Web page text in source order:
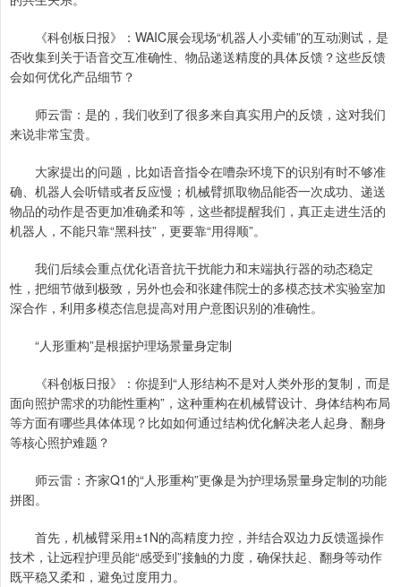
《科创板日报》：WAIC展会现场“机器人小卖铺”的互动测试，是
否收集到关于语音交互准确性、物品递送精度的具体反馈？这些反馈
会如何优化产品细节？
师云雷：是的，我们收到了很多来自真实用户的反馈，这对我们
来说非常宝贵。
大家提出的问题，比如语音指令在嘈杂环境下的识别有时不够准
确、机器人会听错或者反应慢；机械臂抓取物品能否一次成功、递送
物品的动作是否更加准确柔和等，这些都提醒我们，真正走进生活的
机器人，不能只靠“黑科技”，更要靠“用得顺”。
我们后续会重点优化语音抗干扰能力和末端执行器的动态稳定
性，把细节做到极致，另外也会和张建伟院士的多模态技术实验室加
深合作，利用多模态信息提高对用户意图识别的准确性。
“人形重构”是根据护理场景量身定制
《科创板日报》：你提到“人形结构不是对人类外形的复制，而是
面向照护需求的功能性重构”，这种重构在机械臂设计、身体结构布局
等方面有哪些具体体现？比如如何通过结构优化解决老人起身、翻身
等核心照护难题？
师云雷：齐家Q1的“人形重构”更像是为护理场景量身定制的功能
拼图。
首先，机械臂采用±1N的高精度力控，并结合双边力反馈遥操作
技术，让远程护理员能“感受到”接触的力度，确保扶起、翻身等动作
既平稳又柔和，避免过度用力。